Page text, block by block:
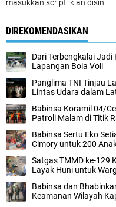
masukkan script iklan disini
DIREKOMENDASIKAN
Dari Terbengkalai Jadi
Lapangan Bola Voli
Panglima TNI Tinjau
Lintas Udara dalam
Babinsa Koramil 04/
Patroli Malam di Titik
Babinsa Sertu Eko
Cimory untuk 200
Satgas TMMD ke-129
Layak Huni untuk
Babinsa dan
Keamanan Wilayah